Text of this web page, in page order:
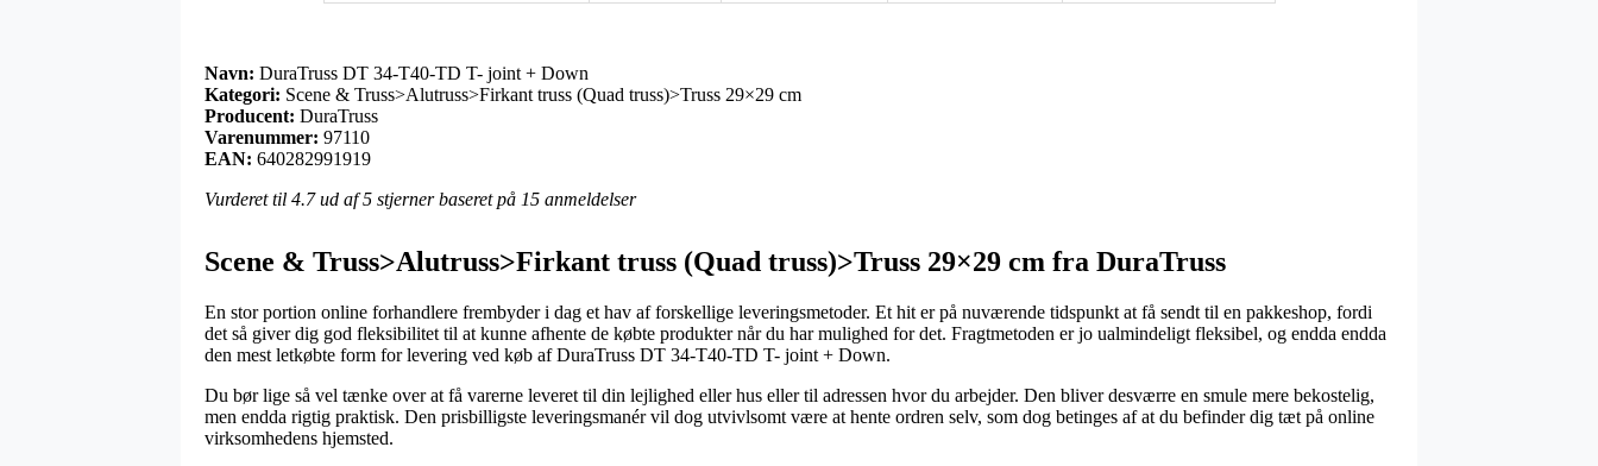
Navn: DuraTruss DT 34-T40-TD T- joint + Down
Kategori: Scene & Truss>Alutruss>Firkant truss (Quad truss)>Truss 29×29 cm
Producent: DuraTruss
Varenummer: 97110
EAN: 640282991919
Vurderet til 4.7ud af 5 stjerner baseret på 15 anmeldelser
Scene & Truss>Alutruss>Firkant truss (Quad truss)>Truss 29×29 cm fra DuraTruss
En stor portion online forhandlere frembyder i dag et hav af forskellige leveringsmetoder. Et hit er på nuværende tidspunkt at få sendt til en pakkeshop, fordi
det så giver dig god fleksibilitet til at kunne afhente de købte produkter når du har mulighed for det. Fragtmetoden er jo ualmindeligt fleksibel, og endda endda
den mest letkøbte form for levering ved køb af DuraTruss DT 34-T40-TD T- joint + Down.
Du bør lige så vel tænke over at få varerne leveret til din lejlighed eller hus eller til adressen hvor du arbejder. Den bliver desværre en smule mere bekostelig,
men endda rigtig praktisk. Den prisbilligste leveringsmanér vil dog utvivlsomt være at hente ordren selv, som dog betinges af at du befinder dig tæt på online
virksomhedens hjemsted.